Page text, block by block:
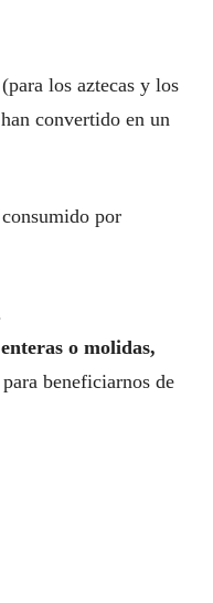
los aztecas y los
convertido en un
por
o molidas,
beneficiarnos de